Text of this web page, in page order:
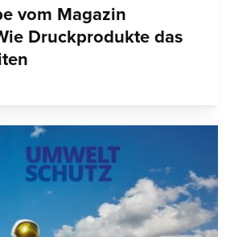
vom Magazin
Druckprodukte das